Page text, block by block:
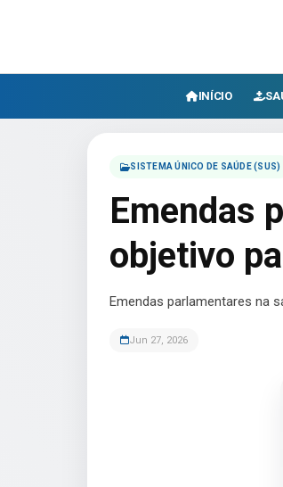
INÍCIO
SISTEMA ÚNICO DE SAÚDE (SUS)
Emendas
objetivo
Emendas parlamentares na
Jun 27, 2026